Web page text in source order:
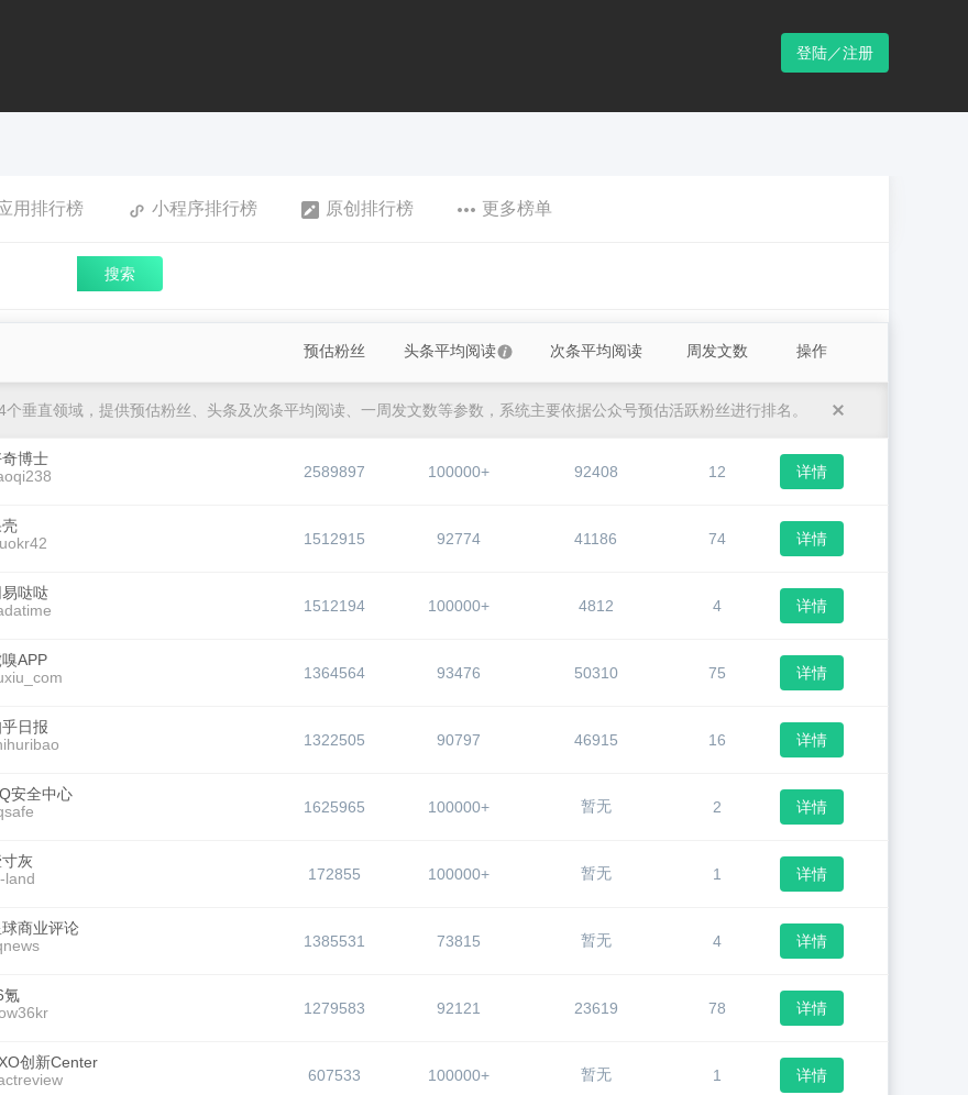
登陆／注册
用排行榜 小程序排行榜 原创排行榜 更多榜单
搜索
预估粉丝 头条平均阅读 次条平均阅读 周发文数 操作
垂直领域，提供预估粉丝、头条及次条平均阅读、一周发文数等参数，系统主要依据公众号预估活跃粉丝进行排名。
博士
2589897 100000+ 92408 12 详情
1512915 92774 41186 74 详情
易哒哒
1512194 100000+ 4812 4 详情
嗅APP
1364564 93476 50310 75 详情
日报
1322505 90797 46915 16 详情
安全中心
1625965 100000+ 暂无 2 详情
灰
land
172855 100000+ 暂无 1 详情
商业评论
1385531 73815 暂无 4 详情
氪
1279583 92121 23619 78 详情
创新Center
607533 100000+ 暂无 1 详情